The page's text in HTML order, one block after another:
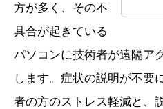
方が多く、その不
具合が起きている
パソコンに技術者が遠隔ア
します。症状の説明が不要
者の方のストレス軽減と、